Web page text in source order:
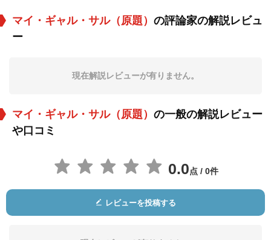
ウォルター・キャト
na Rossini
Party
フランク・オース ハーメス・パン
アイアン・アイズ・
マイ・ギャル・サル（原題） の評論家の解説レビュ
ー
現在解説レビューが有りません。
マイ・ギャル・サル（原題） の一般の解説レビュー
や口コミ
0.0点 / 0件
レビューを投稿する